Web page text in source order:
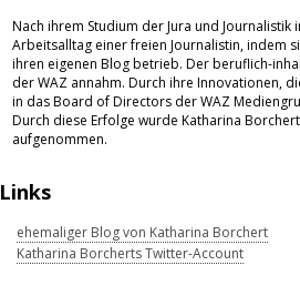
Nach ihrem Studium der Jura und
Arbeitsalltag einer freien Journalistin, indem
ihren eigenen Blog betrieb. Der beruflich-
der WAZ annahm. Durch ihre Innovationen,
in das Board of Directors der WAZ
Durch diese Erfolge wurde Katharina
aufgenommen.
Links
ehemaliger Blog von Katharina Borchert
Katharina Borcherts Twitter-Account